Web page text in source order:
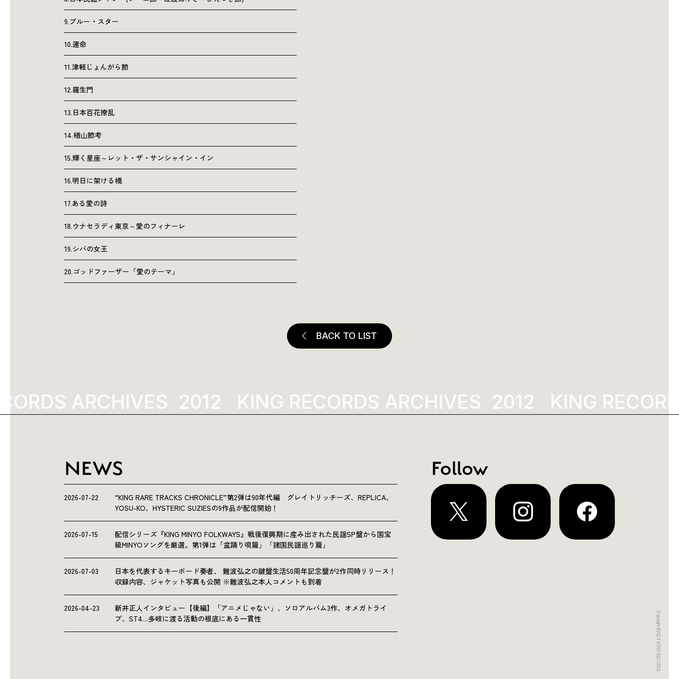
9.ブルー・スター
10.運命
11.津軽じょんがら節
12.羅生門
13.日本百花撩乱
14.楢山節考
15.輝く星座～レット・ザ・サンシャイン・イン
16.明日に架ける橋
17.ある愛の詩
18.ウナセラディ東京～愛のフィナーレ
19.シバの女王
20.ゴッドファーザー「愛のテーマ」
BACK TO LIST
ARCHIVES KING RECORDS ARCHIVES KING
NEWS
2026-07-22
“KING RARE TRACKS CHRONICLE”第2弾は90年代編 グレイトリッチーズ、REPLICA、
YOSU-KO、HYSTERIC SUZIESの9作品が配信開始！
2026-07-15
配信シリーズ『KING MINYO FOLKWAYS』戦後復興期に産み出された民謡SP盤から国宝
級MINYOソングを厳選。第1弾は「盆踊り唄篇」「諸国民謡巡り篇」
2026-07-03
日本を代表するキーボード奏者、 難波弘之の鍵盤生活50周年記念盤が2作同時リリース！
収録内容、ジャケット写真も公開 ※難波弘之本人コメントも到着
2026-04-23
新井正人インタビュー【後編】「アニメじゃない」、ソロアルバム3作、オメガトライ
ブ、ST4…多岐に渡る活動の根底にある一貫性
Follow
Copyright ©2024 KING RECORDS